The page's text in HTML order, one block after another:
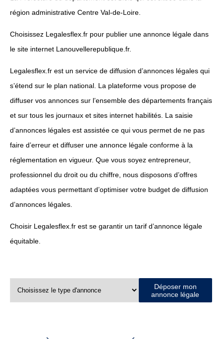
région administrative Centre Val-de-Loire.
Choisissez Legalesflex.fr pour publier une annonce légale dans
le site internet Lanouvellerepublique.fr.
Legalesflex.fr est un service de diffusion d’annonces légales qui
s’étend sur le plan national. La plateforme vous propose de
diffuser vos annonces sur l’ensemble des départements français
et sur tous les journaux et sites internet habilités. La saisie
d’annonces légales est assistée ce qui vous permet de ne pas
faire d’erreur et diffuser une annonce légale conforme à la
réglementation en vigueur. Que vous soyez entrepreneur,
professionnel du droit ou du chiffre, nous disposons d’offres
adaptées vous permettant d’optimiser votre budget de diffusion
d’annonces légales.
Choisir Legalesflex.fr est se garantir un tarif d’annonce légale
équitable.
Déposer mon
annonce légale